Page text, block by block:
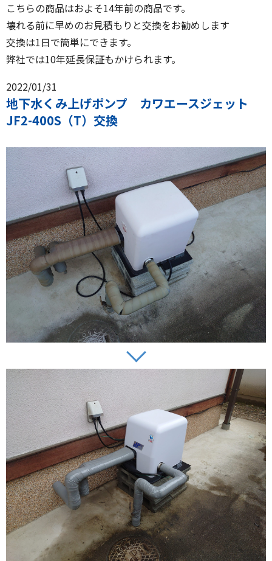
こちらの商品はおよそ14年前の商品です。
壊れる前に早めのお見積もりと交換をお勧めします
交換は1日で簡単にできます。
弊社では10年延長保証もかけられます。
2022/01/31
地下水くみ上げポンプ カワエースジェット
JF2-400S（T）交換